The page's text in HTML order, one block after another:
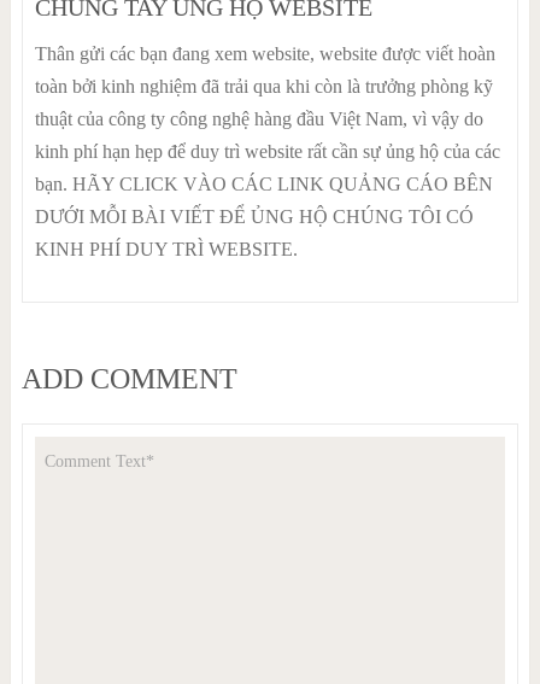
CHUNG TAY ỦNG HỘ WEBSITE
Thân gửi các bạn đang xem website, website được viết hoàn
toàn bởi kinh nghiệm đã trải qua khi còn là trưởng phòng kỹ
thuật của công ty công nghệ hàng đầu Việt Nam, vì vậy do
kinh phí hạn hẹp để duy trì website rất cần sự ủng hộ của các
bạn. HÃY CLICK VÀO CÁC LINK QUẢNG CÁO BÊN
DƯỚI MỖI BÀI VIẾT ĐỂ ỦNG HỘ CHÚNG TÔI CÓ
KINH PHÍ DUY TRÌ WEBSITE.
ADD COMMENT